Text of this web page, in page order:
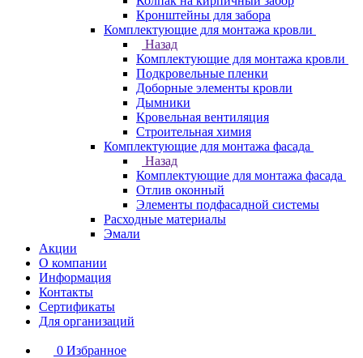
Кронштейны для забора
Комплектующие для монтажа кровли
Назад
Комплектующие для монтажа кровли
Подкровельные пленки
Доборные элементы кровли
Дымники
Кровельная вентиляция
Строительная химия
Комплектующие для монтажа фасада
Назад
Комплектующие для монтажа фасада
Отлив оконный
Элементы подфасадной системы
Расходные материалы
Эмали
Акции
О компании
Информация
Контакты
Сертификаты
Для организаций
0 Избранное